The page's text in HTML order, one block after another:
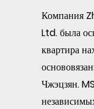
Компания
Ltd. была
квартира
Чжэцзян.